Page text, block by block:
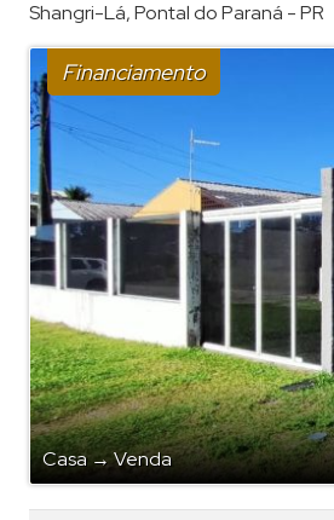
Shangri-Lá,Pontal do Paraná -PR
Financiamento
Casa→Venda